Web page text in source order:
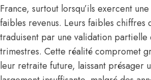
France, surtout lorsqu’ils exercent
faibles revenus. Leurs faibles chiffres
traduisent par une validation partielle
trimestres. Cette réalité compromet
leur retraite future, laissant présager